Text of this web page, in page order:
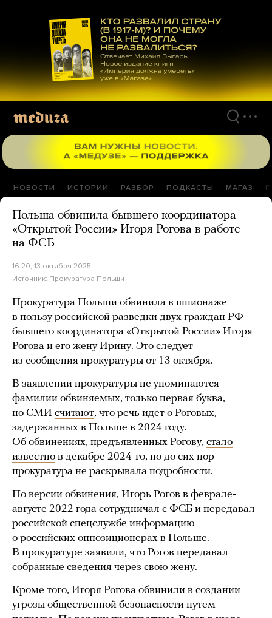
материалам
НОВОСТИ ИСТОРИИ РАЗБОР ПОДКАСТЫ МАГАЗ
Польша обвинила бывшего координатора
«Открытой России» Игоря Рогова в работе
на ФСБ
16:20, 13 октября 2025
Источник: Прокуратура Польши
Прокуратура Польши обвинила в шпионаже
в пользу российской разведки двух граждан РФ —
бывшего координатора «Открытой России» Игоря
Рогова и его жену Ирину. Это следует
из сообщения прокуратуры от 13 октября.
В заявлении прокуратуры не упоминаются
фамилии обвиняемых, только первая буква,
но СМИ считают, что речь идет о Роговых,
задержанных в Польше в 2024 году.
Об обвинениях, предъявленных Рогову, стало
известно в декабре 2024-го, но до сих пор
прокуратура не раскрывала подробности.
По версии обвинения, Игорь Рогов в феврале-
августе 2022 года сотрудничал с ФСБ и передавал
российской спецслужбе информацию
о российских оппозиционерах в Польше.
В прокуратуре заявили, что Рогов передавал
собранные сведения через свою жену.
Кроме того, Игоря Рогова обвинили в создании
угрозы общественной безопасности путем